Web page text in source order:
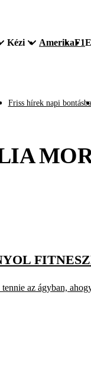
Kézi AmerikaF1
Friss hírek napi
az ágyban,